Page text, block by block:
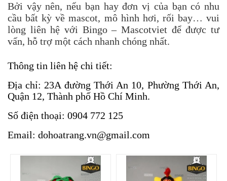
Bởi vậy nên, nếu bạn hay đơn vị của bạn có nhu
cầu bất kỳ về mascot, mô hình hơi, rối bay… vui
lòng liên hệ với Bingo – Mascotviet để được tư
vấn, hỗ trợ một cách nhanh chóng nhất.
Thông tin liên hệ chi tiết:
Địa chỉ: 23A đường Thới An 10, Phường Thới An,
Quận 12, Thành phố Hồ Chí Minh.
Số điện thoại: 0904 772 125
Email: dohoatrang.vn@gmail.com